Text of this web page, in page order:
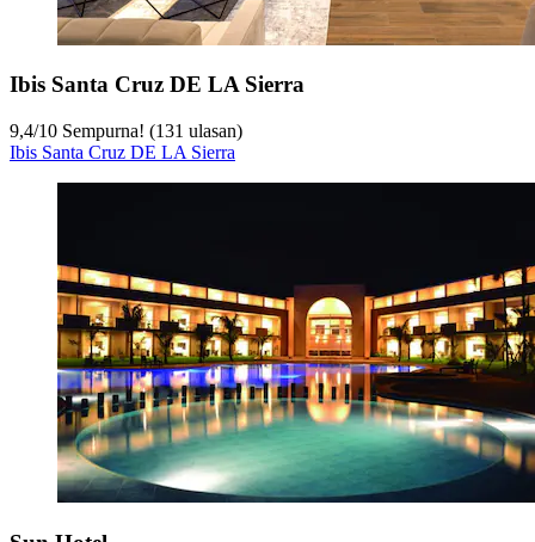
Ibis Santa Cruz DE LA Sierra
9,4/10 Sempurna! (131 ulasan)
Ibis Santa Cruz DE LA Sierra